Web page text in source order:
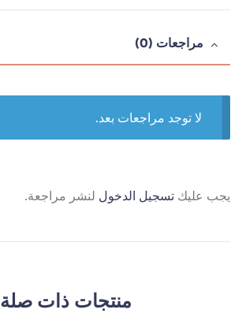
مراجعات (0)
لا توجد مراجعات بعد.
يجب عليك تسجيل الدخول لنشر مراجعة.
منتجات ذات صلة